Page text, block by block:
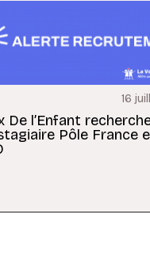
16
De l’Enfant
Pôle France